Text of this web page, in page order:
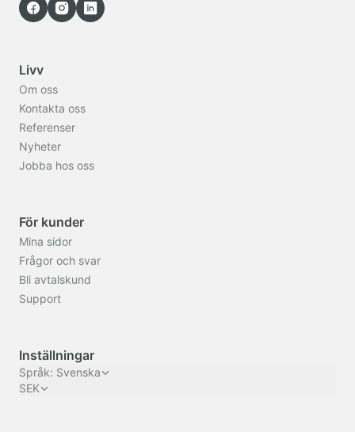
Livv
Om oss
Kontakta oss
Referenser
Nyheter
Jobba hos oss
För kunder
Mina sidor
Frågor och svar
Bli avtalskund
Support
Inställningar
Språk: Svenska
SEK